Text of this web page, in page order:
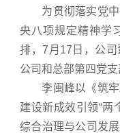
为贯彻落实党
央八项规定精神学
排，7月17日，公
公司和总部第四党支
李闽峰以《筑
建设新成效引领“两
综合治理与公司发